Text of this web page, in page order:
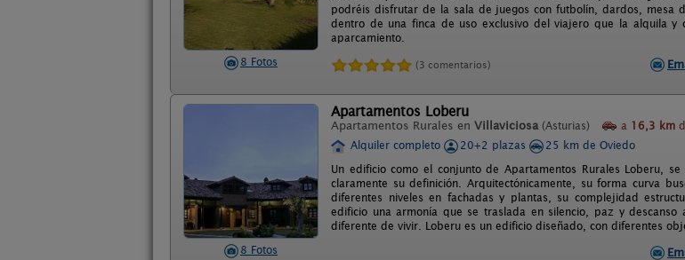
8 Fotos
podréis disfrutar de la sala de juegos con futbolín, dardos, mesa
dentro de una finca de uso exclusivo del viajero que la alquila
aparcamiento.
(3 comentarios)
8 Fotos
Apartamentos Loberu
Apartamentos Rurales en Villaviciosa (Asturias) a 16,3 km
Alquiler completo
20+2 plazas
25 km de Oviedo
Un edificio como el conjunto de Apartamentos Rurales Loberu,
claramente su definición. Arquitectónicamente, su forma curva
diferentes niveles en fachadas y plantas, su complejidad
edificio una armonía que se traslada en silencio, paz y
diferente de vivir. Loberu es un edificio diseñado, con diferentes